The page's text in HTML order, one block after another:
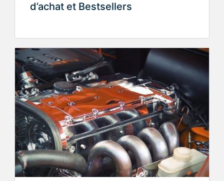
d’achat et Bestsellers